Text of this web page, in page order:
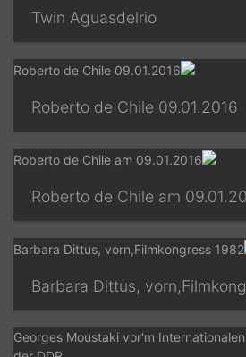
Twin Aguasdelrio
Roberto de Chile 09.01.2016
Roberto de Chile am
Barbara Dittus,